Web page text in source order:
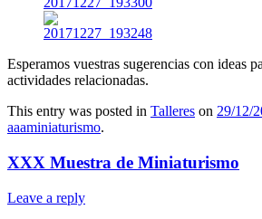
Esperamos vuestras sugerencias con ideas
actividades relacionadas.
This entry was posted in Talleres on 29/12/
aaaminiaturismo.
XXX Muestra de Miniaturismo
Leave a reply